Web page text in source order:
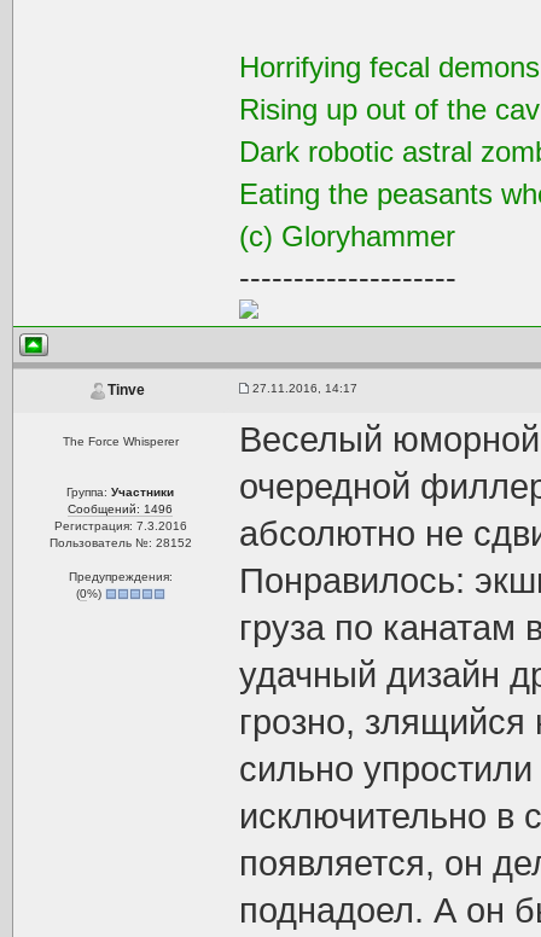
Horrifying fecal demons
Rising up out of the
Dark robotic astral
Eating the peasants
(с) Gloryhammer
--------------------
Tinve 27.11.2016, 14:17
The Force Whisperer
Группа:Участники
Сообщений: 1496
Регистрация: 7.3.2016
Пользователь №: 28152
Предупреждения:
(0%)
Веселый юморной
очередной
абсолютно не
Понравилось:
груза по канатам
удачный дизайн
грозно,
сильно
исключительно в
появляется, он
поднадоел. А он